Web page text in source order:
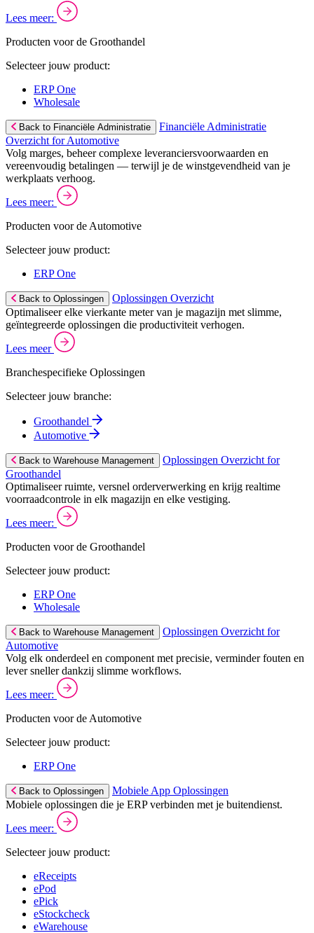
Lees meer:
Producten voor de Groothandel
Selecteer jouw product:
ERP One
Wholesale
Back to Financiële Administratie
Financiële Administratie
Overzicht for Automotive
Volg marges, beheer complexe leveranciersvoorwaarden en
vereenvoudig betalingen — terwijl je de winstgevendheid van je
werkplaats verhoog.
Lees meer:
Producten voor de Automotive
Selecteer jouw product:
ERP One
Back to Oplossingen
Oplossingen Overzicht
Optimaliseer elke vierkante meter van je magazijn met slimme,
geïntegreerde oplossingen die productiviteit verhogen.
Lees meer
Branchespecifieke Oplossingen
Selecteer jouw branche:
Groothandel
Automotive
Back to Warehouse Management
Oplossingen Overzicht for
Groothandel
Optimaliseer ruimte, versnel orderverwerking en krijg realtime
voorraadcontrole in elk magazijn en elke vestiging.
Lees meer:
Producten voor de Groothandel
Selecteer jouw product:
ERP One
Wholesale
Back to Warehouse Management
Oplossingen Overzicht for
Automotive
Volg elk onderdeel en component met precisie, verminder fouten en
lever sneller dankzij slimme workflows.
Lees meer:
Producten voor de Automotive
Selecteer jouw product:
ERP One
Back to Oplossingen
Mobiele App Oplossingen
Mobiele oplossingen die je ERP verbinden met je buitendienst.
Lees meer:
Selecteer jouw product:
eReceipts
ePod
ePick
eStockcheck
eWarehouse